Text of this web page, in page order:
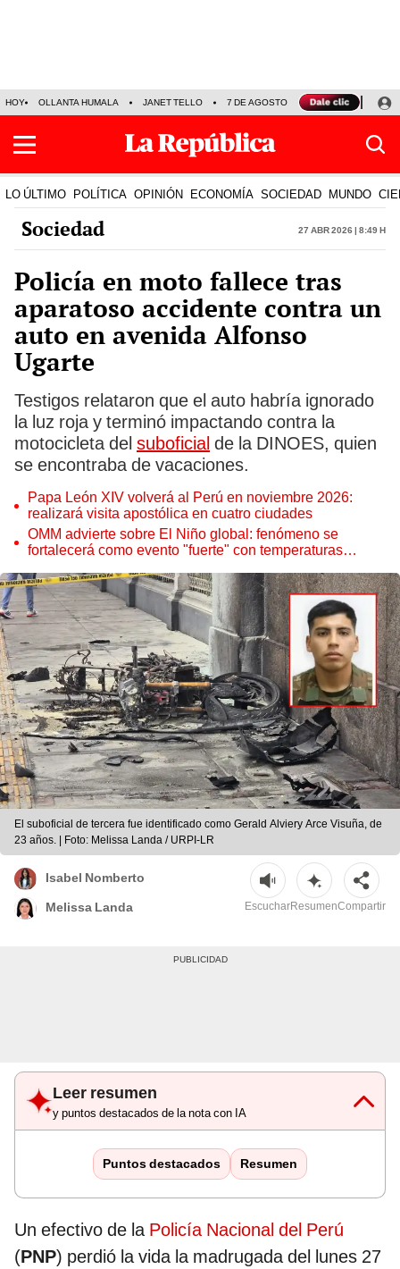
HOY OLLANTA HUMALA JANET TELLO 7 DE AGOSTO TINKA RESULTADOS
LO ÚLTIMO POLÍTICA OPINIÓN ECONOMÍA SOCIEDAD MUNDO
Sociedad 27 Abr 2026 | 8:49 h
Policía en moto fallece tras
aparatoso accidente contra un
auto en avenida Alfonso
Ugarte
Testigos relataron que el auto habría ignorado
la luz roja y terminó impactando contra la
motocicleta del suboficial de la DINOES, quien
se encontraba de vacaciones.
Papa León XIV volverá al Perú en noviembre 2026:
realizará visita apostólica en cuatro ciudades
OMM advierte sobre El Niño global: fenómeno se
fortalecerá como evento "fuerte" con temperaturas
El suboficial de tercera fue identificado como Gerald Alviery Arce Visuña, de
23 años. | Foto: Melissa Landa / URPI-LR
Isabel Nomberto
Melissa Landa EscucharResumenCompartir
Leer resumen
y puntos destacados de la nota con IA
Puntos destacados Resumen
Un efectivo de la Policía Nacional del Perú
(PNP) perdió la vida la madrugada del lunes 27